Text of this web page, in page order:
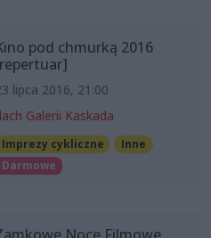
pod chmurką 2016
lipca 2016, 21:00
Galerii Kaskada
Imprezy cykliczne
Inne
Darmowe